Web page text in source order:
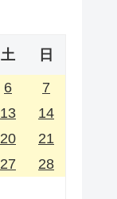
土 日
6
7
13
14
20
21
27
28